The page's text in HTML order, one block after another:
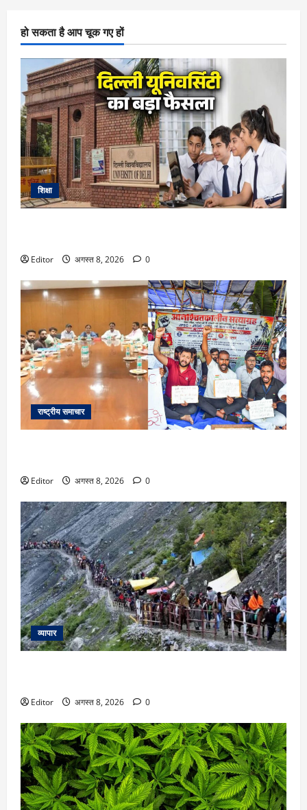
हो सकता है आप चूक गए हों
शिक्षा
Editor अगस्त 8, 2026 0
राष्ट्रीय समाचार
Editor अगस्त 8, 2026 0
व्यापार
Editor अगस्त 8, 2026 0